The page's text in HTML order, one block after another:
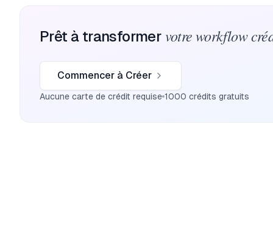
Prêt à transformer votre workflow
Commencer à Créer
Aucune carte de crédit requise 1000 crédits gratuits